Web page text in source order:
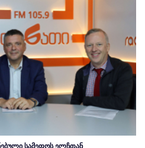
სამეფოს ელჩთან